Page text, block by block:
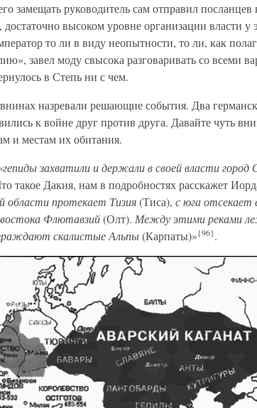
замещать руководитель сам отправил
высоком уровне организации власти у
то ли в виду неопытности, то ли, как
завел моду свысока разговаривать со всеми
в Степь ни с чем.
назревали решающие события. Два
к войне друг против друга. Давайте чуть
и местам их обитания.
захватили и держали в своей власти город
такое Дакия, нам в подробностях расскажет
области протекает Тизия(Тиса), с юга отсекает
Флютавзий(Олт). Между этими реками
скалистые Альпы(Карпаты)»{96}.